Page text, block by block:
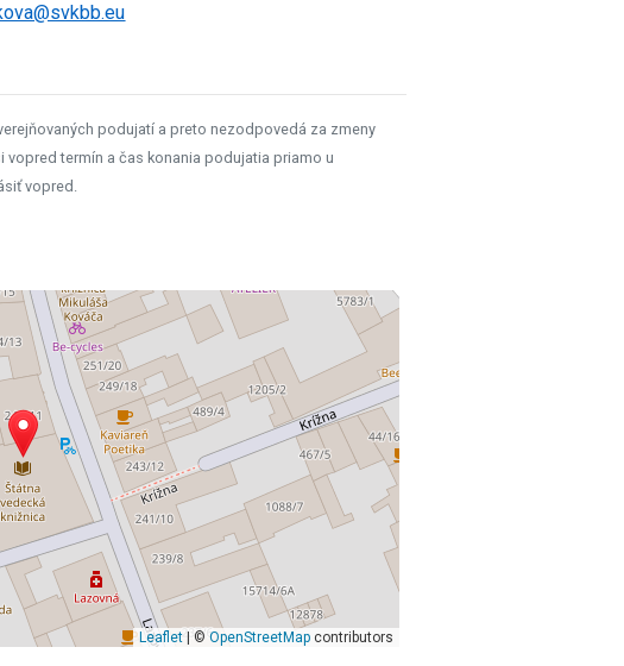
podujatí a preto nezodpovedá za zmeny
termín a čas konania podujatia priamo u
vopred.
Leaflet| © OpenStreetMapcontributors